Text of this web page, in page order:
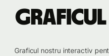
Graficul
Graficul nostru interactiv